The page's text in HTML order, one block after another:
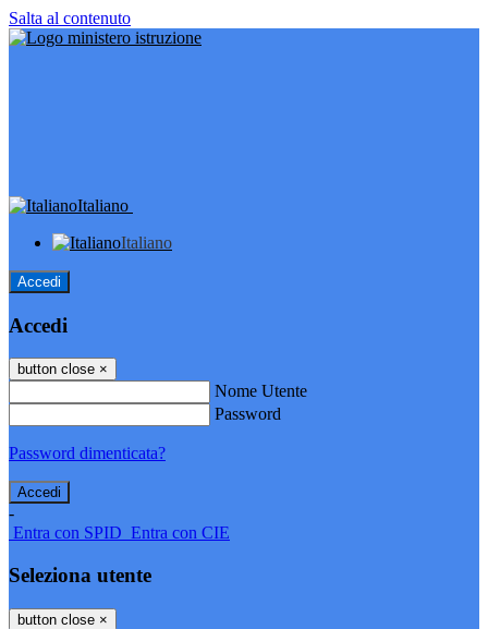
Salta al contenuto
Italiano
Italiano
Accedi
Accedi
button close ×
Nome Utente
Password
Password dimenticata?
-
Entra con SPID Entra con CIE
Seleziona utente
button close ×